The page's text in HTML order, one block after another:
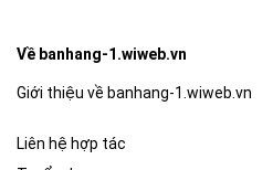
Về banhang-1.wiweb.vn
Giới thiệu về banhang-1.wiweb.vn
Liên hệ hợp tác